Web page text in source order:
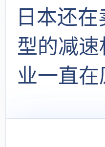
日本还
型的减
业一直在